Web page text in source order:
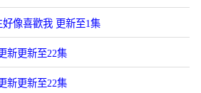
像喜歡我 更新至1集
新更新至22集
新更新至22集